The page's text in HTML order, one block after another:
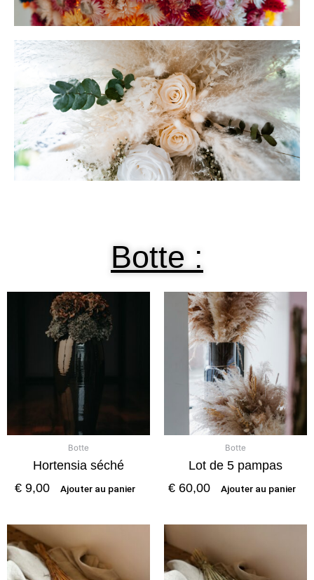
Décoration florale
Botte :
Botte
Hortensia séché
€ 9,00 Ajouter au panier
Botte
Lot de 5 pampas
€ 60,00 Ajouter au panier